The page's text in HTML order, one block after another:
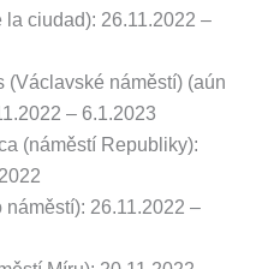
ciudad): 26.11.2022 –
(Václavské náměstí) (aún
– 6.1.2023
(náměstí Republiky):
náměstí): 26.11.2022 –